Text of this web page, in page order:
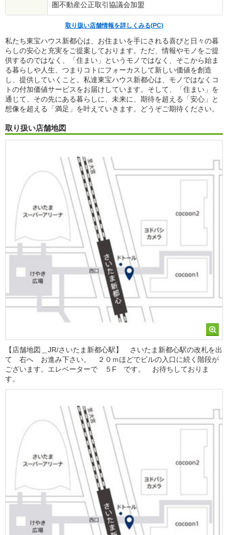
圏不動産公正取引協議会加盟
取り扱い店舗情報を詳しくみる(PC)
私たち東宝ハウス新都心は、お住まいを手にされる喜びと日々の暮
らしの安心と充実をご提案しております。ただ、情報やモノをご提
供するのではなく、「住まい」というモノではなく、そこから始ま
る暮らしや人生、つまりコトにフォーカスして新しい価値を創造
し、提供していくこと。私達東宝ハウス新都心は、モノではなくコ
トの付加価値サービスをお届けしています。そして、「住まい」を
通じて、その先にある暮らしに、未来に、期待を超える「安心」と
想像を超える「満足」を叶えていきます。どうぞご期待ください。
取り扱い店舗地図
【店舗地図＿JR/さいたま新都心駅】 さいたま新都心駅の改札を出
て 右へ お進み下さい。 ２０ｍほどでビルの入口に続く階段が
ございます。エレベーターで ５F です。 お待ちしておりま
す。